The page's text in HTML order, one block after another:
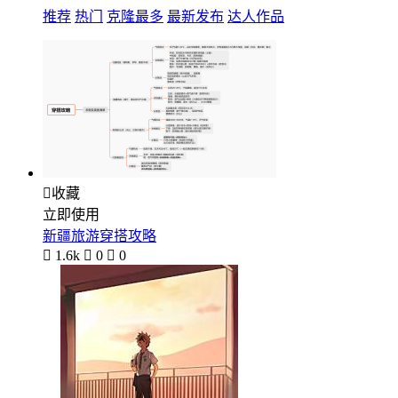
推荐 热门 克隆最多 最新发布 达人作品
收藏
立即使用
新疆旅游穿搭攻略
 1.6k  0  0